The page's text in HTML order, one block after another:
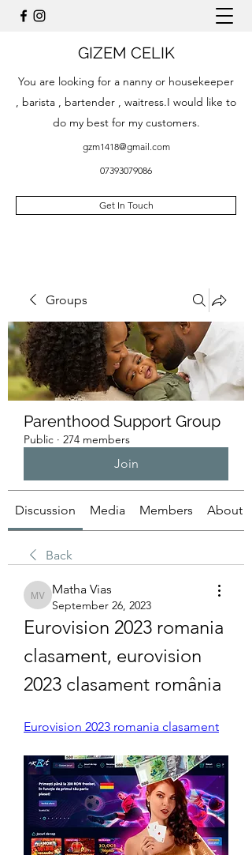
GIZEM CELIK
You are looking for a nanny or housekeeper
, barista , bartender , waitress.I would like to
do my best for my customers.
gzm1418@gmail.com
07393079086
Get In Touch
Groups
Parenthood Support Group
Public · 274 members
Join
Discussion Media Members About
Back
Matha Vias
Matha Vias
September 26, 2023
Eurovision 2023 romania
clasament, eurovision
2023 clasament românia
Eurovision 2023 romania clasament